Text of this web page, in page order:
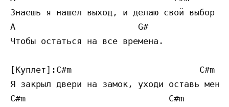
Знаешь я нашел выход, и делаю свой выбор
A                        G#
Чтобы остаться на все времена.
[Куплет]:C#m                         C#m
Я закрыл двери на замок, уходи оставь меня
C#m                            C#m